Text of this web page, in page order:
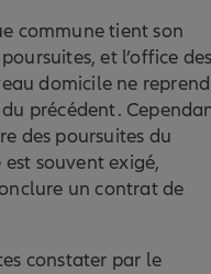
commune tient son
et l’office
domicile ne reprend
précédent.
des poursuites du
souvent exigé,
un contrat de
constater par le